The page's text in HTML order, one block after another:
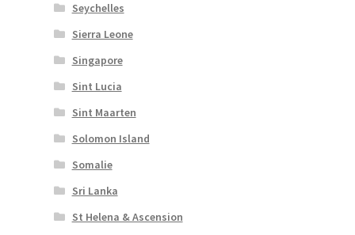
Seychelles
Sierra Leone
Singapore
Sint Lucia
Sint Maarten
Solomon Island
Somalie
Sri Lanka
St Helena & Ascension